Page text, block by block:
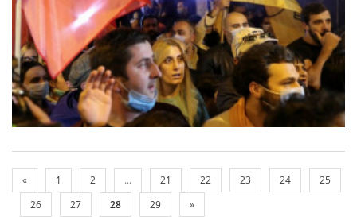
« 1 2 ... 21 22 23 24
25
26
27 28 29 »